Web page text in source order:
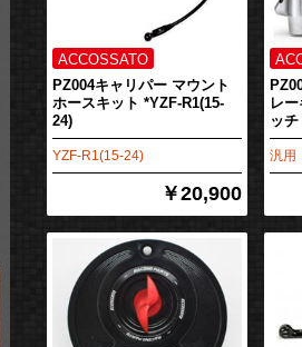
PZ004キャリパー マウント
ホースキット *YZF-R1(15-
24)
YZF-R1(15-24)
￥20,900
レ
ッ
汎用